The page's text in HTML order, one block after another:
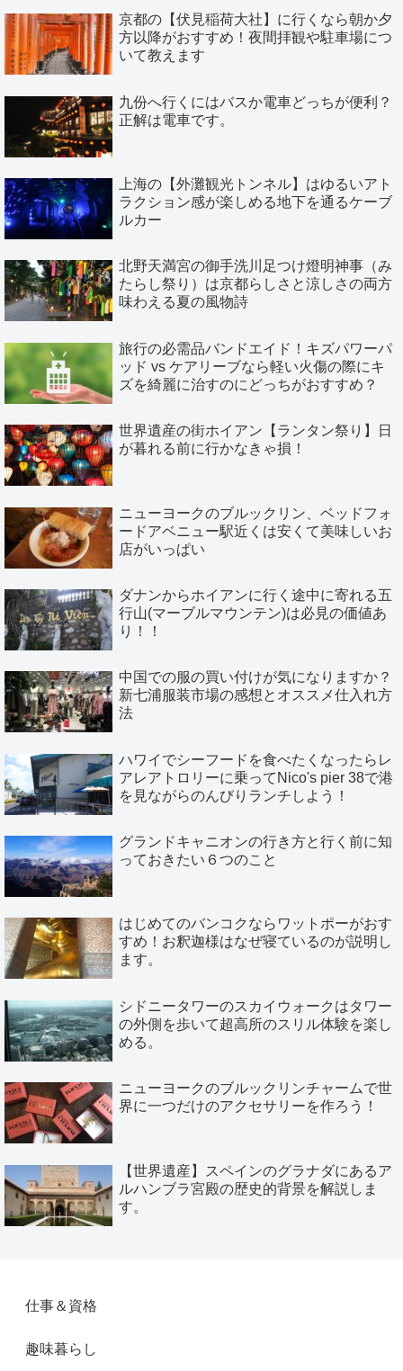
京都の【伏見稲荷大社】に行くなら朝か夕
方以降がおすすめ！夜間拝観や駐車場につ
いて教えます
九份へ行くにはバスか電車どっちが便利？
正解は電車です。
上海の【外灘観光トンネル】はゆるいアト
ラクション感が楽しめる地下を通るケーブ
ルカー
北野天満宮の御手洗川足つけ燈明神事（み
たらし祭り）は京都らしさと涼しさの両方
味わえる夏の風物詩
旅行の必需品バンドエイド！キズパワーパ
ッド vs ケアリーブなら軽い火傷の際にキ
ズを綺麗に治すのにどっちがおすすめ？
世界遺産の街ホイアン【ランタン祭り】日
が暮れる前に行かなきゃ損！
ニューヨークのブルックリン、ベッドフォ
ードアベニュー駅近くは安くて美味しいお
店がいっぱい
ダナンからホイアンに行く途中に寄れる五
行山(マーブルマウンテン)は必見の価値あ
り！！
中国での服の買い付けが気になりますか？
新七浦服装市場の感想とオススメ仕入れ方
法
ハワイでシーフードを食べたくなったらレ
アレアトロリーに乗ってNico's pier 38で港
を見ながらのんびりランチしよう！
グランドキャニオンの行き方と行く前に知
っておきたい６つのこと
はじめてのバンコクならワットポーがおす
すめ！お釈迦様はなぜ寝ているのが説明し
ます。
シドニータワーのスカイウォークはタワー
の外側を歩いて超高所のスリル体験を楽し
める。
ニューヨークのブルックリンチャームで世
界に一つだけのアクセサリーを作ろう！
【世界遺産】スペインのグラナダにあるア
ルハンブラ宮殿の歴史的背景を解説しま
す。
仕事＆資格
趣味暮らし